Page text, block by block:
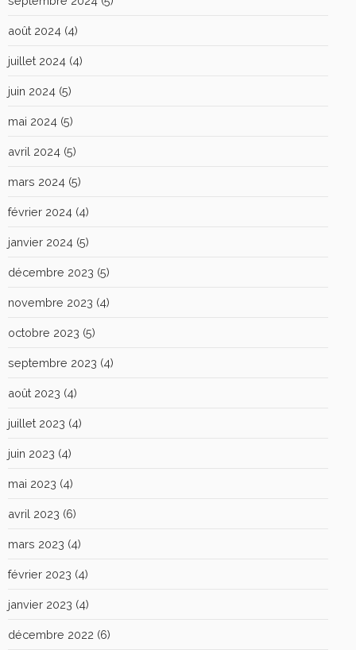
août 2024 (4)
juillet 2024 (4)
juin 2024 (5)
mai 2024 (5)
avril 2024 (5)
mars 2024 (5)
février 2024 (4)
janvier 2024 (5)
décembre 2023 (5)
novembre 2023 (4)
octobre 2023 (5)
septembre 2023 (4)
août 2023 (4)
juillet 2023 (4)
juin 2023 (4)
mai 2023 (4)
avril 2023 (6)
mars 2023 (4)
février 2023 (4)
janvier 2023 (4)
décembre 2022 (6)